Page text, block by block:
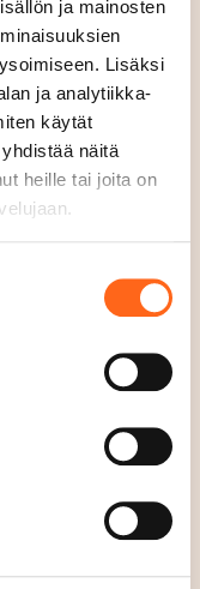
ja mainosten
Lisäksi
ja analytiikka-
käytät
näitä
heille tai joita on
vastuullisesti.
tuomme
ihmiset
ovat meiltä
toimijan ei
myynnistä ja
toimijan
säästävät
ja
Second Hand
esimerkiksi